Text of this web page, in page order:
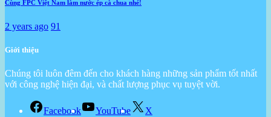
Cùng FPC Việt Nam làm nước ép cà chua nhé!
2 years ago 91
Giới thiệu
Chúng tôi luôn đêm đến cho khách hàng những sản phẩm tốt nhất
với công nghệ hiện đại, và chất lượng phục vụ tuyệt vời.
Facebook YouTube
X